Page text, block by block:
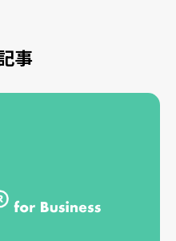
事